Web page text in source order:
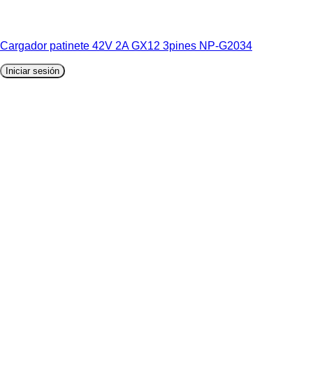
Cargador patinete 42V 2A GX12 3pines NP-G2034
Iniciar sesión